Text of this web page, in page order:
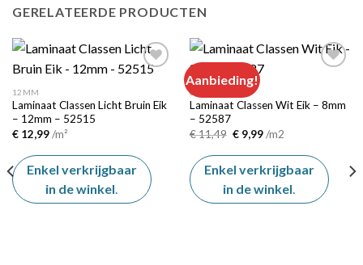
GERELATEERDE PRODUCTEN
Add to
12MM
Laminaat Classen Licht Bruin Eik
– 12mm – 52515
€12,99/m²
Enkel verkrijgbaar
in de winkel.
Aanbieding!
Add to
8MM
Laminaat Classen Wit Eik – 8mm
– 52587
€11,49 Oorspronkelijke
prijs
was:
€ 11,49.
€9,99Huidige
is:
€ 9,99.
/m2
Enkel verkrijgbaar
in de winkel.